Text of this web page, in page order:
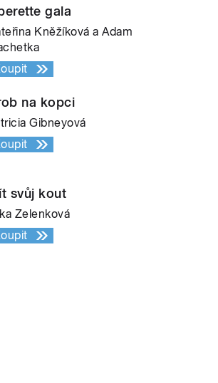
gala
Kněžíková a Adam
na kopci
Gibneyová
svůj kout
Zelenková